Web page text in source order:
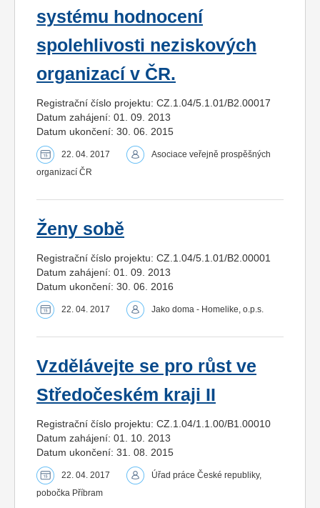
systému hodnocení
spolehlivosti neziskových
organizací v ČR.
Registrační číslo projektu: CZ.1.04/5.1.01/B2.00017
Datum zahájení: 01. 09. 2013
Datum ukončení: 30. 06. 2015
22. 04. 2017
Asociace veřejně prospěšných
organizací ČR
Ženy sobě
Registrační číslo projektu: CZ.1.04/5.1.01/B2.00001
Datum zahájení: 01. 09. 2013
Datum ukončení: 30. 06. 2016
22. 04. 2017 Jako doma - Homelike, o.p.s.
Vzdělávejte se pro růst ve
Středočeském kraji II
Registrační číslo projektu: CZ.1.04/1.1.00/B1.00010
Datum zahájení: 01. 10. 2013
Datum ukončení: 31. 08. 2015
22. 04. 2017
Úřad práce České republiky,
pobočka Příbram